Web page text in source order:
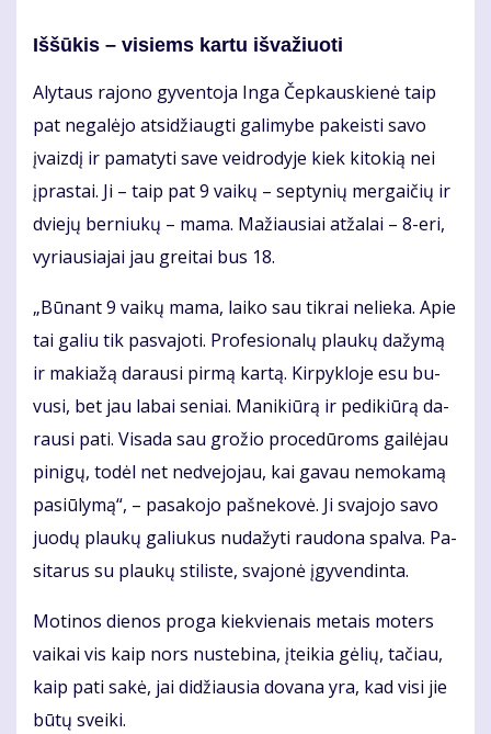
Iš­šū­kis – vi­siems kar­tu iš­va­žiuo­ti
Aly­taus ra­jo­no gy­ven­to­ja In­ga Čep­kaus­kie­nė taip
pat ne­ga­lė­jo at­si­džiaug­ti ga­li­my­be pa­keis­ti sa­vo
įvaiz­dį ir pa­ma­ty­ti sa­ve veid­ro­dy­je kiek ki­to­kią nei
įpras­tai. Ji – taip pat 9 vai­kų – sep­ty­nių mer­gai­čių ir
dvie­jų ber­niu­kų – ma­ma. Ma­žiau­siai at­ža­lai – 8-eri,
vy­riau­sia­jai jau grei­tai bus 18.
„Bū­nant 9 vai­kų ma­ma, lai­ko sau tik­rai ne­lie­ka. Apie
tai ga­liu tik pa­sva­jo­ti. Pro­fe­sio­na­lų plau­kų da­žy­mą
ir ma­kia­žą da­rau­si pir­mą kar­tą. Kir­pyk­lo­je esu bu­
vu­si, bet jau la­bai se­niai. Ma­ni­kiū­rą ir pe­di­kiū­rą da­
rau­si pa­ti. Vi­sa­da sau gro­žio pro­ce­dū­roms gai­lė­jau
pi­ni­gų, to­dėl net ne­dve­jo­jau, kai ga­vau ne­mo­ka­mą
pa­siū­ly­mą“, – pa­sa­ko­jo pa­šne­ko­vė. Ji sva­jo­jo sa­vo
juo­dų plau­kų ga­liu­kus nu­da­žy­ti rau­do­na spal­va. Pa­
si­ta­rus su plau­kų sti­lis­te, sva­jo­nė įgy­ven­din­ta.
Mo­ti­nos die­nos pro­ga kiek­vie­nais me­tais mo­ters
vai­kai vis kaip nors nu­ste­bi­na, įtei­kia gė­lių, ta­čiau,
kaip pa­ti sa­kė, jai di­džiau­sia do­va­na yra, kad vi­si jie
bū­tų svei­ki.